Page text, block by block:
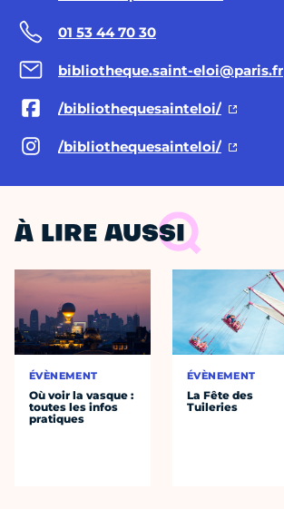
01 53 44 70 30
bibliotheque.saint-eloi@paris.fr
/bibliothequesainteloi/
/bibliothequesainteloi/
À LIRE AUSSI
ÉVÈNEMENT
Où voir la vasque :
toutes les infos
pratiques
ÉVÈNEMENT
La Fête des
Tuileries